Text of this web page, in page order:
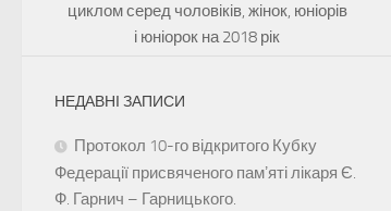
циклом серед чоловіків, жінок, юніорів
і юніорок на 2018 рік
НЕДАВНІ ЗАПИСИ
Протокол 10-го відкритого Кубку
Федерації присвяченого памʼяті лікаря Є.
Ф. Гарнич – Гарницького.